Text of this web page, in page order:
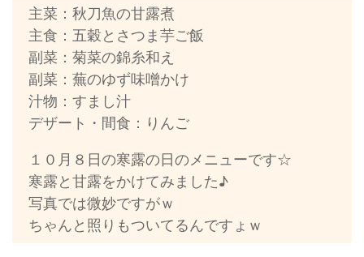
主菜：秋刀魚の甘露煮
主食：五穀とさつま芋ご飯
副菜：菊菜の錦糸和え
副菜：蕪のゆず味噌かけ
汁物：すまし汁
デザート・間食：りんご
１０月８日の寒露の日のメニューです☆
寒露と甘露をかけてみました♪
写真では微妙ですがｗ
ちゃんと照りもついてるんですょｗ